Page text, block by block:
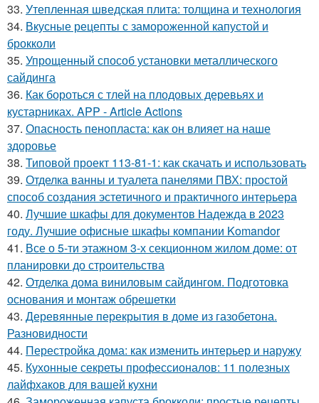
33. Утепленная шведская плита: толщина и технология
34. Вкусные рецепты с замороженной капустой и
брокколи
35. Упрощенный способ установки металлического
сайдинга
36. Как бороться с тлей на плодовых деревьях и
кустарниках. APP - Article Actions
37. Опасность пенопласта: как он влияет на наше
здоровье
38. Типовой проект 113-81-1: как скачать и использовать
39. Отделка ванны и туалета панелями ПВХ: простой
способ создания эстетичного и практичного интерьера
40. Лучшие шкафы для документов Надежда в 2023
году. Лучшие офисные шкафы компании Komandor
41. Все о 5-ти этажном 3-х секционном жилом доме: от
планировки до строительства
42. Отделка дома виниловым сайдингом. Подготовка
основания и монтаж обрешетки
43. Деревянные перекрытия в доме из газобетона.
Разновидности
44. Перестройка дома: как изменить интерьер и наружу
45. Кухонные секреты профессионалов: 11 полезных
лайфхаков для вашей кухни